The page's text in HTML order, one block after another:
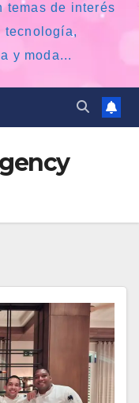
temas de interés
tecnología,
y moda...